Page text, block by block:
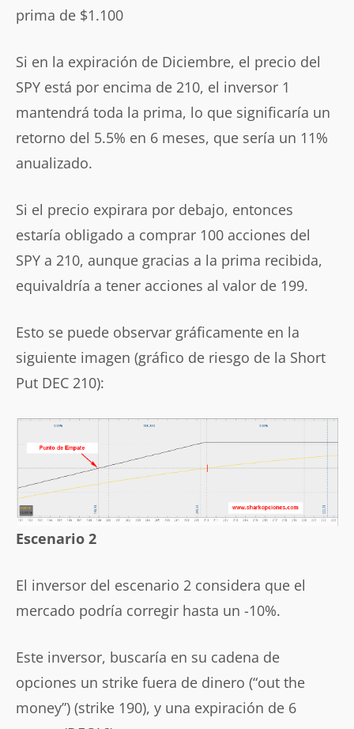
prima de $1.100
Si en la expiración de Diciembre, el precio del
SPY está por encima de 210, el inversor 1
mantendrá toda la prima, lo que significaría un
retorno del 5.5% en 6 meses, que sería un 11%
anualizado.
Si el precio expirara por debajo, entonces
estaría obligado a comprar 100 acciones del
SPY a 210, aunque gracias a la prima recibida,
equivaldría a tener acciones al valor de 199.
Esto se puede observar gráficamente en la
siguiente imagen (gráfico de riesgo de la Short
Put DEC 210):
Escenario 2
El inversor del escenario 2 considera que el
mercado podría corregir hasta un -10%.
Este inversor, buscaría en su cadena de
opciones un strike fuera de dinero (“out the
money”) (strike 190), y una expiración de 6